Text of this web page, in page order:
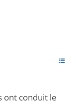
ont conduit le